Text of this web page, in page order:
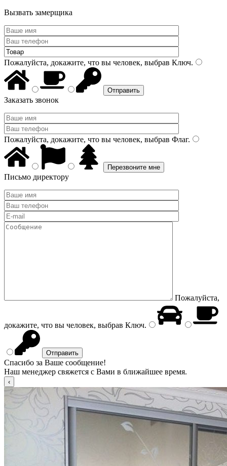
Вызвать замерщика
Пожалуйста, докажите, что вы человек, выбрав Ключ.
Заказать звонок
Пожалуйста, докажите, что вы человек, выбрав Флаг.
Письмо директору
Пожалуйста,
докажите, что вы человек, выбрав Ключ.
Спасибо за Ваше сообщение!
Наш менеджер свяжется с Вами в ближайшее время.